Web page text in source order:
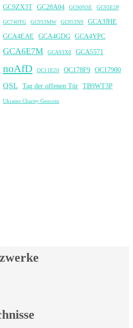
GC9ZX3T GC28A04 GC90N3E GC95E2P
GC740TG GC953MW GC953N9
GCA3JHE
GCA4EAE
GCA4GDG GCA4YPC
GCA6E7M GCA93X8 GCA5571
noAfD OC11E20 OC178F9 OC17900
QSL Tag der offenen Tür TB9WT3P
Ukraine Charity Geocoin